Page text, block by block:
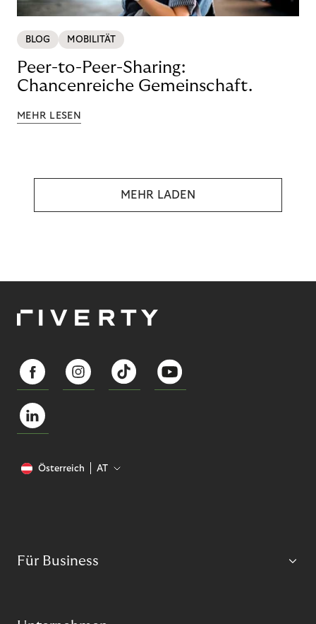
BLOG MOBILITÄT
Peer-to-Peer-Sharing:
Chancenreiche Gemeinschaft.
MEHR LESEN
MEHR LADEN
Österreich AT
Für Business